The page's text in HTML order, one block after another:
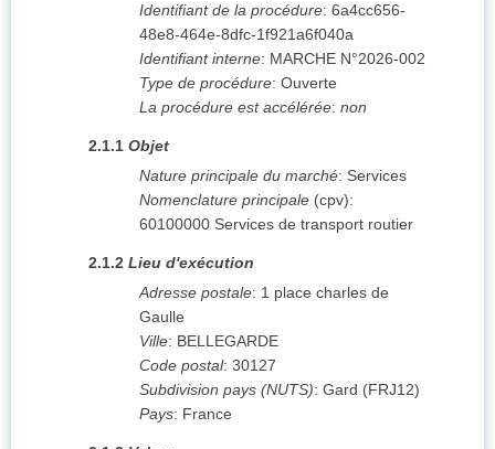
Identifiant de la procédure: 6a4cc656-
48e8-464e-8dfc-1f921a6f040a
Identifiant interne: MARCHE N°2026-002
Type de procédure: Ouverte
La procédure est accélérée: non
2.1.1 Objet
Nature principale du marché: Services
Nomenclature principale (cpv):
60100000 Services de transport routier
2.1.2 Lieu d'exécution
Adresse postale: 1 place charles de
Gaulle
Ville: BELLEGARDE
Code postal: 30127
Subdivision pays (NUTS): Gard (FRJ12)
Pays: France